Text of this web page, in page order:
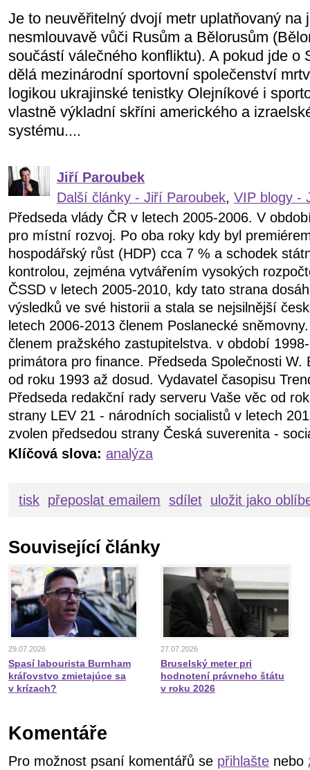
Je to neuvěřitelný dvojí metr uplatňovaný na
nesmlouvavě vůči Rusům a Bělorusům
součástí válečného konfliktu). A pokud jde o
dělá mezinárodní sportovní společenství
logikou ukrajinské tenistky Olejníkové i
vlastně výkladní skříni amerického a
systému....
Jiří Paroubek
Další články - Jiří Paroubek, VIP blogy -
Předseda vlády ČR v letech 2005-2006. V
pro místní rozvoj. Po oba roky kdy byl
hospodářský růst (HDP) cca 7 % a schodek
kontrolou, zejména vytvářením vysokých
ČSSD v letech 2005-2010, kdy tato strana
výsledků ve své historii a stala se nejsilnější
letech 2006-2013 členem Poslanecké
členem pražského zastupitelstva. v období
primátora pro finance. Předseda Společnosti W.
od roku 1993 až dosud. Vydavatel časopisu
Předseda redakční rady serveru Vaše věc od
strany LEV 21 - národních socialistů v letech
zvolen předsedou strany Česká suverenita -
Klíčová slova: analýza
tisk přeposlat emailem sdílet uložit jako
Související články
29.07.2026
Spasí labourista Burnham
kráľovstvo zmietajúce sa
v krízach?
27.07.2026
Bruselský meter pri
hodnotení právneho štátu
v roku 2026
Komentáře
Pro možnost psaní komentářů se přihlašte nebo